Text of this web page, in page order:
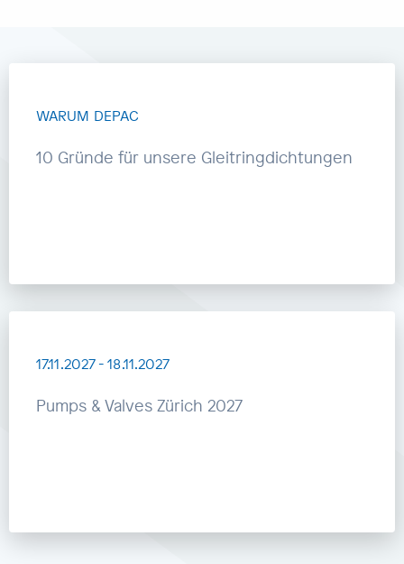
WARUM DEPAC
10 Gründe für unsere Gleitringdichtungen
17.11.2027-18.11.2027
Pumps & Valves Zürich 2027